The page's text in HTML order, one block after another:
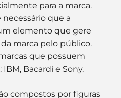
para a marca.
necessário que a
elemento que gere
marca pelo público.
que possuem
Bacardi e Sony.
compostos por figuras